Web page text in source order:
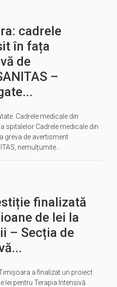
cadrele
în fața
de
–
Cadrele medicale din
spitalelor Cadrele medicale din
greva de avertisment
nemulțumite…
finalizată
de lei la
– Secția de
a finalizat un proiect
lei pentru Terapia Intensivă